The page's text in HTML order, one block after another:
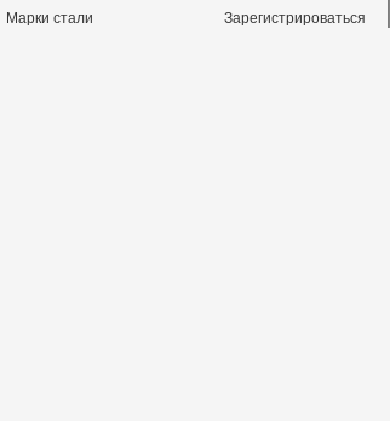
Марки стали Зарегистрироваться